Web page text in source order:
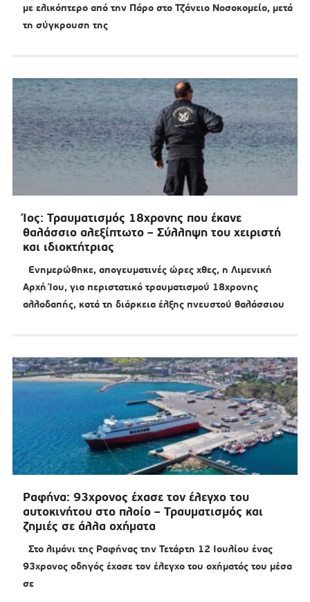
με ελικόπτερο από την Πάρο στο Τζάνειο Νοσοκομείο, μετά
τη σύγκρουση της
Ίος: Τραυματισμός 18χρονης που έκανε
θαλάσσιο αλεξίπτωτο – Σύλληψη του χειριστή
και ιδιοκτήτριας
Ενημερώθηκε, απογευματινές ώρες χθες, η Λιμενική
Αρχή Ίου, για περιστατικό τραυματισμού 18χρονης
αλλοδαπής, κατά τη διάρκεια έλξης πνευστού θαλάσσιου
Ραφήνα: 93χρονος έχασε τον έλεγχο του
αυτοκινήτου στο πλοίο – Τραυματισμός και
ζημιές σε άλλα οχήματα
Στο λιμάνι της Ραφήνας την Τετάρτη 12 Ιουλίου ένας
93χρονος οδηγός έχασε τον έλεγχο του οχήματός του μέσα
σε